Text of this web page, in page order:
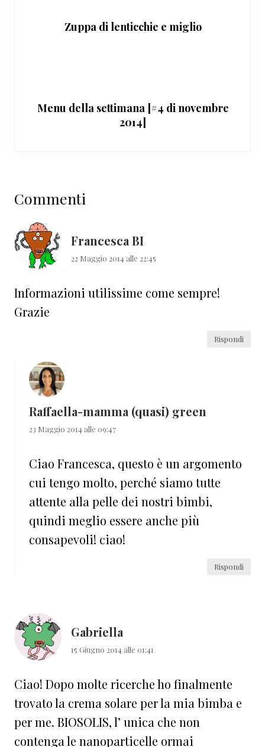
Zuppa di lenticchie e miglio
Menu della settimana [#4 di novembre
2014]
del
lettore
Commenti
Francesca BI
22 Maggio 2014 alle 22:45
Informazioni utilissime come sempre!
Grazie
Rispondi
Raffaella-mamma (quasi) green
23 Maggio 2014 alle 09:47
Ciao Francesca, questo è un argomento
cui tengo molto, perché siamo tutte
attente alla pelle dei nostri bimbi,
quindi meglio essere anche più
consapevoli! ciao!
Rispondi
Gabriella
15 Giugno 2014 alle 01:41
Ciao! Dopo molte ricerche ho finalmente
trovato la crema solare per la mia bimba e
per me. BIOSOLIS, l’ unica che non
contenga le nanoparticelle ormai